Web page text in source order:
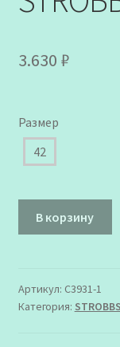
3.630 ₽
Размер
42
Кроссовки
STROBBS
В корзину
Артикул: C3931-1
Категория: STROBBS